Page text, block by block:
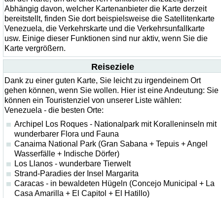
Abhängig davon, welcher Kartenanbieter die Karte derzeit
bereitstellt, finden Sie dort beispielsweise die Satellitenkarte
Venezuela, die Verkehrskarte und die Verkehrsunfallkarte
usw. Einige dieser Funktionen sind nur aktiv, wenn Sie die
Karte vergrößern.
Reiseziele
Dank zu einer guten Karte, Sie leicht zu irgendeinem Ort
gehen können, wenn Sie wollen. Hier ist eine Andeutung: Sie
können ein Touristenziel von unserer Liste wählen:
Venezuela - die besten Orte:
Archipel Los Roques - Nationalpark mit Koralleninseln mit
wunderbarer Flora und Fauna
Canaima National Park (Gran Sabana + Tepuis + Angel
Wasserfälle + Indische Dörfer)
Los Llanos - wunderbare Tierwelt
Strand-Paradies der Insel Margarita
Caracas - in bewaldeten Hügeln (Concejo Municipal + La
Casa Amarilla + El Capitol + El Hatillo)